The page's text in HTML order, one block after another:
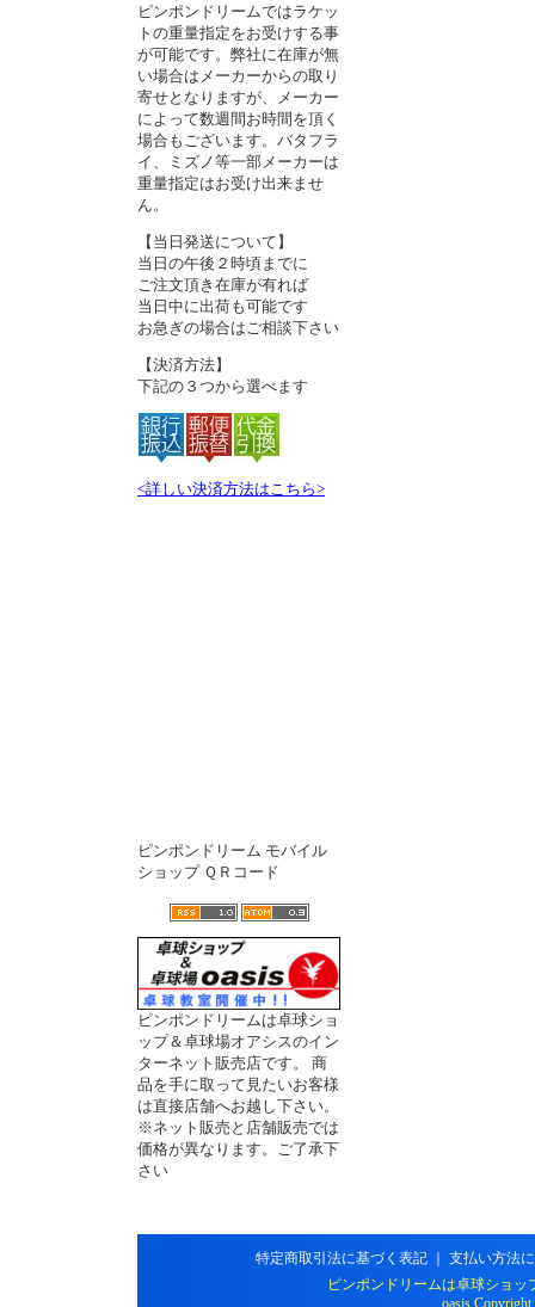
ピンポンドリームではラケッ
トの重量指定をお受けする事
が可能です。弊社に在庫が無
い場合はメーカーからの取り
寄せとなりますが、メーカー
によって数週間お時間を頂く
場合もございます。バタフラ
イ、ミズノ等一部メーカーは
重量指定はお受け出来ませ
ん。
【当日発送について】
当日の午後２時頃までに
ご注文頂き在庫が有れば
当日中に出荷も可能です
お急ぎの場合はご相談下さい
【決済方法】
下記の３つから選べます
<詳しい決済方法はこちら>
ピンポンドリーム モバイル
ショップ ＱＲコード
ピンポンドリームは卓球ショ
ップ＆卓球場オアシスのイン
ターネット販売店です。 商
品を手に取って見たいお客様
は直接店舗へお越し下さい。
※ネット販売と店舗販売では
価格が異なります。ご了承下
さい
特定商取引法に基づく表記 ｜ 支払い方法
ピンポンドリームは卓球ショ
oasis